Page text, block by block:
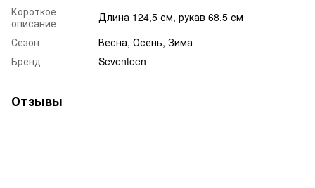
Короткое
описание
Длина 124,5 см, рукав 68,5 см
Сезон
Весна, Осень, Зима
Бренд
Seventeen
Отзывы